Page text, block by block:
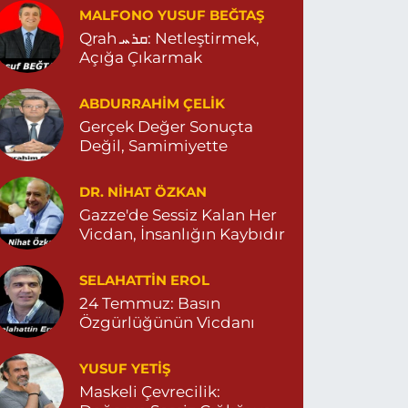
MEHMET SİNCAR PARKI YANI ZERGAN
HEKİMLİĞİ KARŞISI 04823121313
0 (482) 312 13 13 Yol Tarifi Al
Tema Eczanesi
MAHALLESİ NUSAYBİN CADDE NO:1 E
CD. ÖZEL İPEKYOLU HASTANESİ YANI
0 (482) 312 29 20
Menal Eczanesi
EYYUBİ MAHALLE LOZAN CADDE
0 (482) 415 15 01
Demhat Eczanesi
MAHALLE MARDİN-DİYARBAKIR CADDE
04825112785
0 (482) 511 27 85 Yol Tarifi Al
MALFONO YUSUF BEĞTAŞ
Qrah ܩܪܚ: Netleştirmek,
Açığa Çıkarmak
ABDURRAHIM ÇELİK
Gerçek Değer Sonuçta
Değil, Samimiyette
DR. NIHAT ÖZKAN
Gazze'de Sessiz Kalan Her
Vicdan, İnsanlığın Kaybıdır
SELAHATTIN EROL
24 Temmuz: Basın
Özgürlüğünün Vicdanı
YUSUF YETİŞ
Maskeli Çevrecilik: